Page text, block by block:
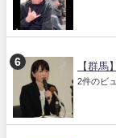
【群馬
2件のビ